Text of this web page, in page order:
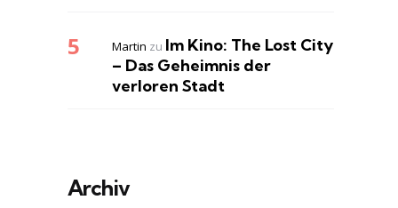
Martin zu Im Kino: The Lost City
– Das Geheimnis der
verloren Stadt
Archiv